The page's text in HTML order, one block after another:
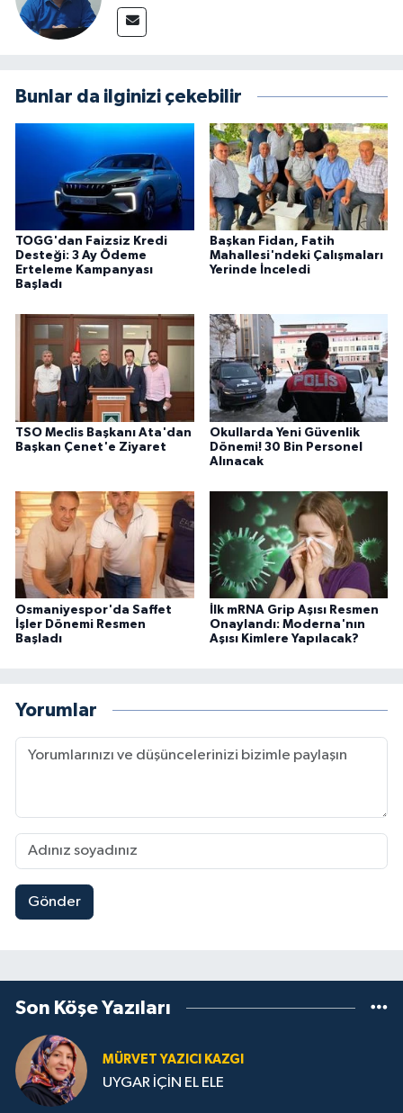
Bunlar da ilginizi çekebilir
TOGG'dan Faizsiz Kredi
Desteği: 3 Ay Ödeme
Erteleme Kampanyası
Başladı
Başkan Fidan, Fatih
Mahallesi'ndeki Çalışmaları
Yerinde İnceledi
TSO Meclis Başkanı Ata'dan
Başkan Çenet'e Ziyaret
Okullarda Yeni Güvenlik
Dönemi! 30 Bin Personel
Alınacak
Osmaniyespor'da Saffet
İşler Dönemi Resmen
Başladı
İlk mRNA Grip Aşısı Resmen
Onaylandı: Moderna'nın
Aşısı Kimlere Yapılacak?
Yorumlar
Gönder
Son Köşe Yazıları
MÜRVET YAZICI KAZGI
UYGAR İÇİN EL ELE